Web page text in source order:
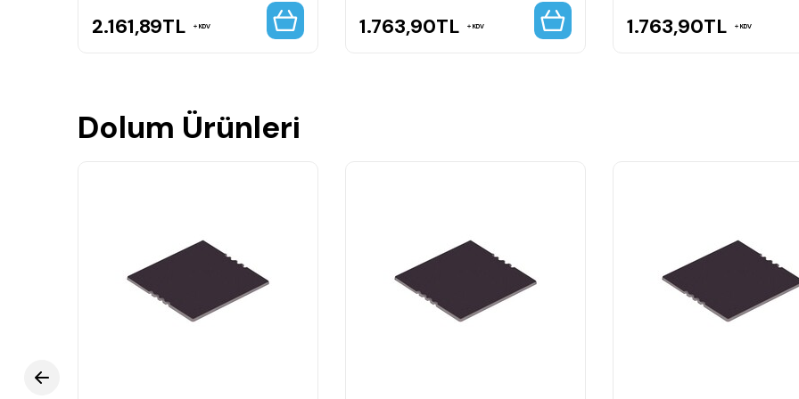
2.161,89TL KDV 1.763,90TL KDV 1.763,90TL KDV
Dolum Ürünleri